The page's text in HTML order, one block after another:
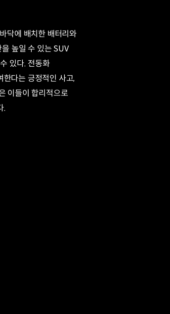
닥에 배치한 배터리와
높일 수 있는 SUV
있다. 전동화
다는 긍정적인 사고,
이들이 합리적으로
.